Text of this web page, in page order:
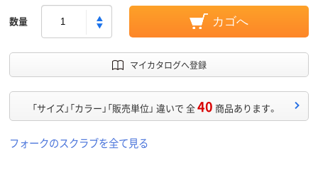
数量 カゴへ
マイカタログへ登録
「サイズ」「カラー」「販売単位」 違いで 全40 商品あります。
フォークのスクラブを全て見る